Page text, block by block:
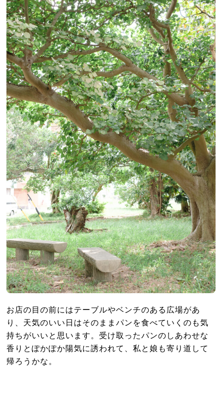
お店の目の前にはテーブルやベンチのある広場があ
り、天気のいい日はそのままパンを食べていくのも気
持ちがいいと思います。受け取ったパンのしあわせな
香りとぽかぽか陽気に誘われて、私と娘も寄り道して
帰ろうかな。